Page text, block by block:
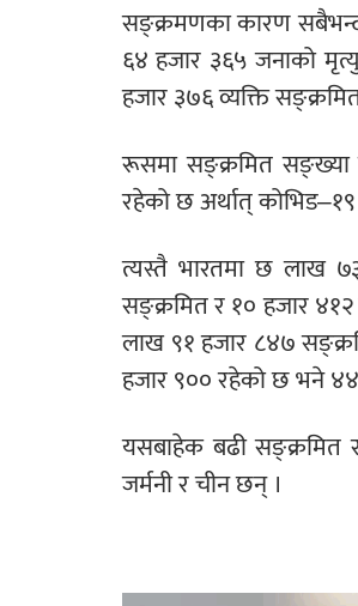
सङ्क्रमणका कारण
६४ हजार ३६५ जनाको
हजार ३७६ व्यक्ति
रूसमा सङ्क्रमित
रहेको छ अर्थात्
त्यस्तै भारतमा छ लाख
सङ्क्रमित र १० हजार
लाख ९१ हजार ८४७
हजार ९०० रहेको छ भने
यसबाहेक बढी सङ्क्रमित
जर्मनी र चीन छन् ।